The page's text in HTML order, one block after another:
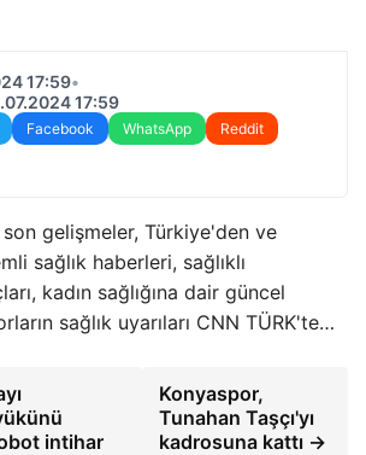
17:59•
17:59
Facebook WhatsApp
Reddit
son gelişmeler, Türkiye'den ve
sağlık haberleri, sağlıklı
kadın sağlığına dair güncel
sağlık uyarıları CNN TÜRK'te…
intihar
Konyaspor,
Tunahan Taşçı'yı
kadrosuna kattı →